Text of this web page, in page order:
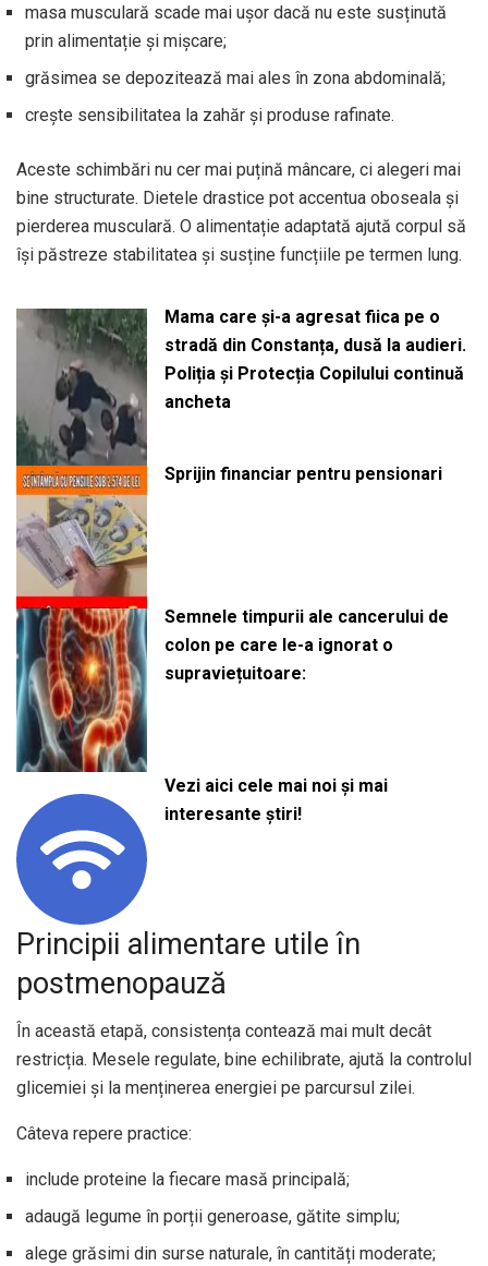
masa musculară scade mai ușor dacă nu este susținută
prin alimentație și mișcare;
grăsimea se depozitează mai ales în zona abdominală;
crește sensibilitatea la zahăr și produse rafinate.
Aceste schimbări nu cer mai puțină mâncare, ci alegeri mai
bine structurate. Dietele drastice pot accentua oboseala și
pierderea musculară. O alimentație adaptată ajută corpul să
își păstreze stabilitatea și susține funcțiile pe termen lung.
Mama care și-a agresat fiica pe o
stradă din Constanța, dusă la audieri.
Poliția și Protecția Copilului continuă
ancheta
Sprijin financiar pentru pensionari
Semnele timpurii ale cancerului de
colon pe care le-a ignorat o
supraviețuitoare:
Vezi aici cele mai noi și mai
interesante știri!
Principii alimentare utile în
postmenopauză
În această etapă, consistența contează mai mult decât
restricția. Mesele regulate, bine echilibrate, ajută la controlul
glicemiei și la menținerea energiei pe parcursul zilei.
Câteva repere practice:
include proteine la fiecare masă principală;
adaugă legume în porții generoase, gătite simplu;
alege grăsimi din surse naturale, în cantități moderate;